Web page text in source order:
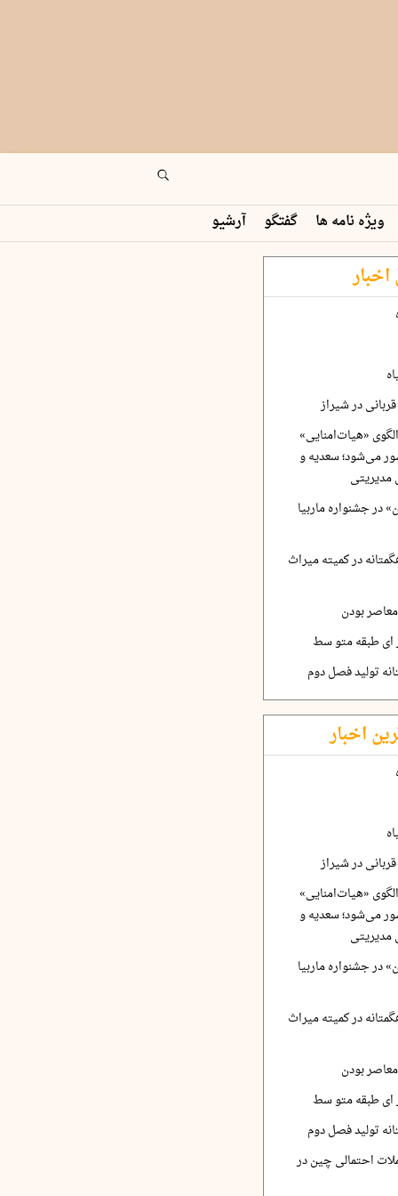
ویژه نامه ها گفتگو آرشیو
در شیراز
«هیات‌امنایی»
می‌شود؛ سعدیه و
مدیریتی
در جشنواره ماربیا
در کمیته میراث
بودن
ای طبقه متو سط
تولید فصل دوم
اخبار
در شیراز
«هیات‌امنایی»
می‌شود؛ سعدیه و
مدیریتی
در جشنواره ماربیا
در کمیته میراث
بودن
ای طبقه متو سط
تولید فصل دوم
احتمالی چین در